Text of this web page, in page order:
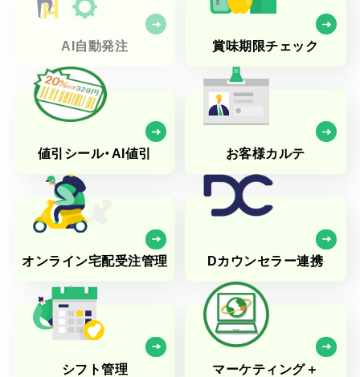
AI自動発注 賞味期限チェック
値引シール・AI値引 お客様カルテ
オンライン宅配受注管理 Dカウンセラー連携
シフト管理 マーケティング＋